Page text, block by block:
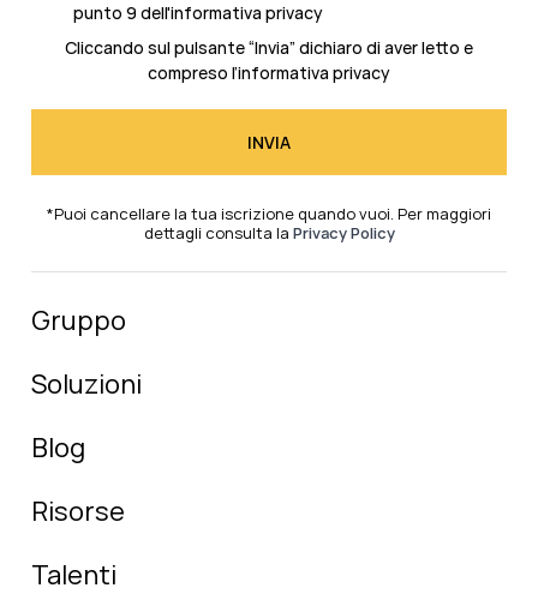
punto 9 dell'informativa privacy
Cliccando sul pulsante “Invia” dichiaro di aver letto e
compreso l’informativa privacy
*Puoi cancellare la tua iscrizione quando vuoi. Per maggiori
dettagli consulta la Privacy Policy
Gruppo
Soluzioni
Blog
Risorse
Talenti